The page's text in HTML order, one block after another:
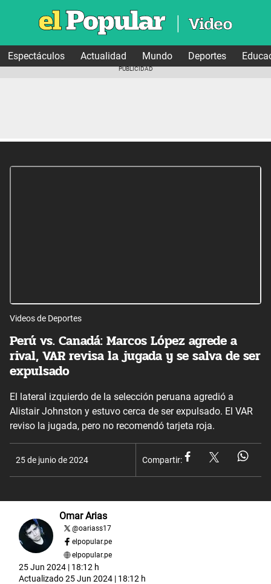
Espectáculos Actualidad Mundo Deportes
Videos de Deportes
Perú vs. Canadá: Marcos López agrede a
rival, VAR revisa la jugada y se salva de ser
expulsado
El lateral izquierdo de la selección peruana agredió a
Alistair Johnston y estuvo cerca de ser expulsado. El VAR
reviso la jugada, pero no recomendó tarjeta roja.
25 de junio de 2024 Compartir:
Omar Arias
@oariass17
elpopular.pe
elpopular.pe
25 Jun 2024 | 18:12 h
Actualizado25 Jun 2024 | 18:12 h